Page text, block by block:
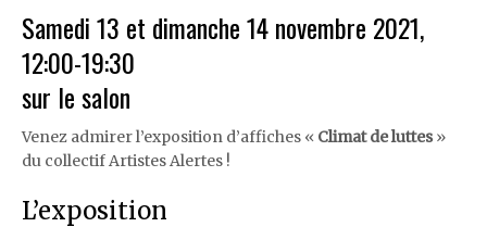
Samedi 13 et dimanche 14 novembre 2021,
12:00-19:30
sur le salon
Venez admirer l’exposition d’affiches « Climat de luttes »
du collectif Artistes Alertes !
L’exposition